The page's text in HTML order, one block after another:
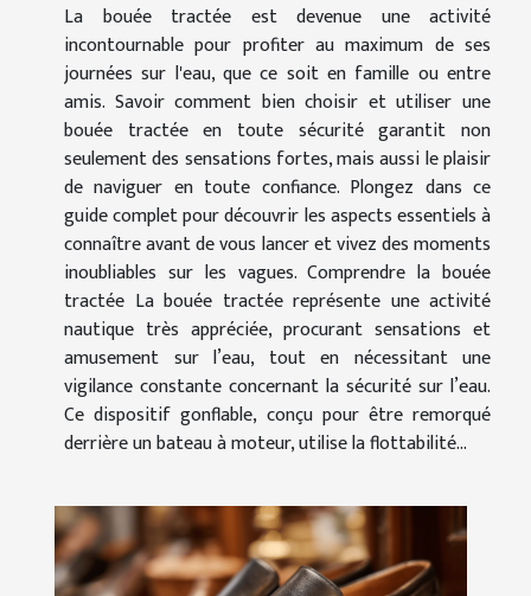
La bouée tractée est devenue une activité
incontournable pour profiter au maximum de ses
journées sur l'eau, que ce soit en famille ou entre
amis. Savoir comment bien choisir et utiliser une
bouée tractée en toute sécurité garantit non
seulement des sensations fortes, mais aussi le plaisir
de naviguer en toute confiance. Plongez dans ce
guide complet pour découvrir les aspects essentiels à
connaître avant de vous lancer et vivez des moments
inoubliables sur les vagues. Comprendre la bouée
tractée La bouée tractée représente une activité
nautique très appréciée, procurant sensations et
amusement sur l’eau, tout en nécessitant une
vigilance constante concernant la sécurité sur l’eau.
Ce dispositif gonflable, conçu pour être remorqué
derrière un bateau à moteur, utilise la flottabilité...